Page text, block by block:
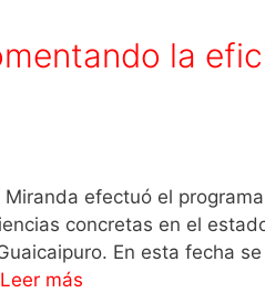
la
efectuó el
concretas en el
En esta fecha
Leer más